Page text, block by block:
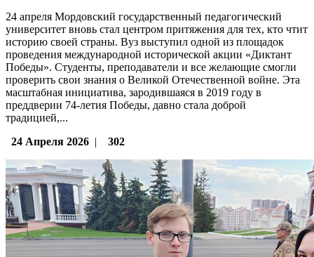
24 апреля Мордовский государственный педагогический
университет вновь стал центром притяжения для тех, кто чтит
историю своей страны. Вуз выступил одной из площадок
проведения международной исторической акции «Диктант
Победы». Студенты, преподаватели и все желающие смогли
проверить свои знания о Великой Отечественной войне. Эта
масштабная инициатива, зародившаяся в 2019 году в
преддверии 74-летия Победы, давно стала доброй
традицией,...
24 Апреля 2026 | 302